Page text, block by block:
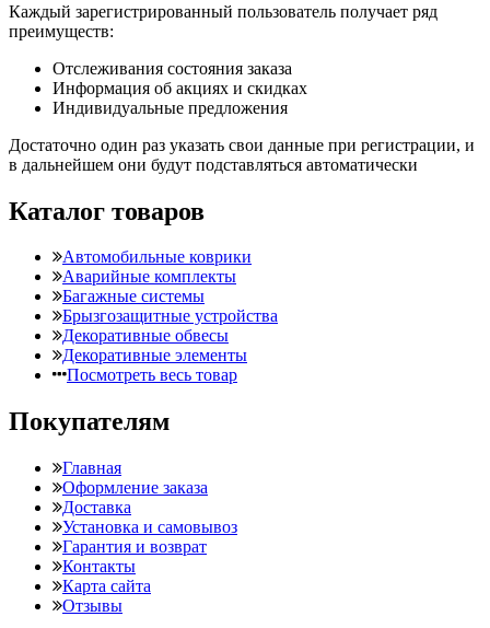
Каждый зарегистрированный пользователь получает ряд
преимуществ:
Отслеживания состояния заказа
Информация об акциях и скидках
Индивидуальные предложения
Достаточно один раз указать свои данные при регистрации, и
в дальнейшем они будут подставляться автоматически
Каталог товаров
Автомобильные коврики
Аварийные комплекты
Багажные системы
Брызгозащитные устройства
Декоративные обвесы
Декоративные элементы
Посмотреть весь товар
Покупателям
Главная
Оформление заказа
Доставка
Установка и самовывоз
Гарантия и возврат
Контакты
Карта сайта
Отзывы